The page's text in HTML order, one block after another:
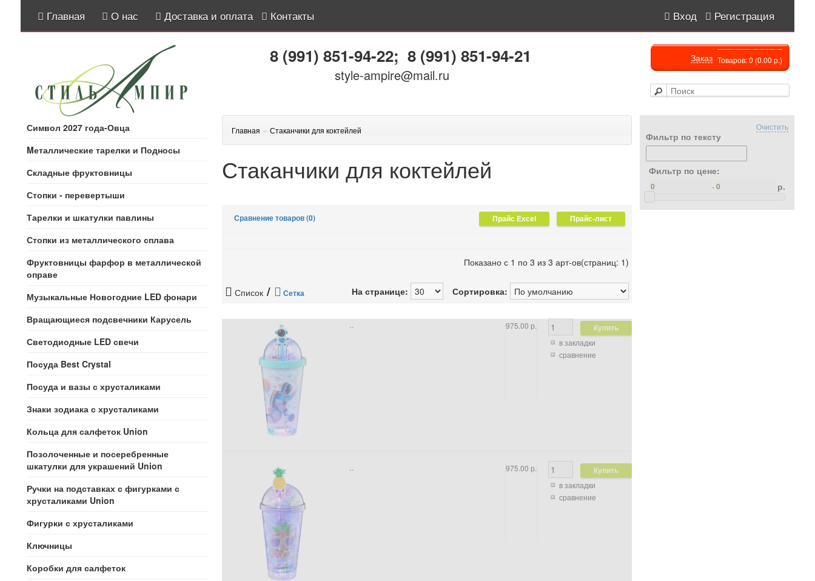
Главная О нас Доставка и оплата Контакты Вход Регистрация
Заказ Товаров: 0 (0.00 р.)
8 (991) 851-94-22; 8 (991) 851-94-21
style-ampire@mail.ru
Символ 2027 года-Овца
Mеталлические тарелки и Подносы
Складные фруктовницы
Стопки - перевертыши
Тарелки и шкатулки павлины
Стопки из металлического сплава
Фруктовницы фарфор в металлической
оправе
Музыкальные Новогодние LED фонари
Вращающиеся подсвечники Карусель
Светодиодные LED свечи
Посуда Best Crystal
Посуда и вазы с хрусталиками
Знаки зодиака с хрусталиками
Кольца для салфеток Union
Позолоченные и посеребренные
шкатулки для украшений Union
Ручки на подставках с фигурками с
хрусталиками Union
Фигурки с хрусталиками
Ключницы
Коробки для салфеток
Очистить
Фильтр по тексту
Фильтр по цене:
- р.
Главная » Стаканчики для коктейлей
Стаканчики для коктейлей
Сравнение товаров (0)
Показано с 1 по 3 из 3 арт-ов(страниц: 1)
Список/ Сетка Сортировка:
На странице:
в закладки
сравнение
975.00 р.
..
в закладки
сравнение
975.00 р.
..